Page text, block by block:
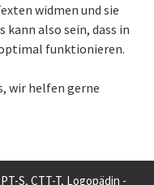
widmen und sie
kann also sein, dass in
funktionieren.
wir helfen gerne
S, CTT-T, Logopädin -